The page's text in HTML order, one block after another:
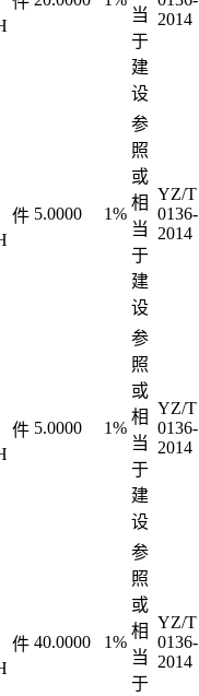
当
于
建
设
2014
件 5.0000 1%
参
照
或
相
当
于
建
设
YZ/T
0136-
2014
件 5.0000 1%
参
照
或
相
当
于
建
设
YZ/T
0136-
2014
件 40.0000 1%
参
照
或
相
当
于
YZ/T
0136-
2014